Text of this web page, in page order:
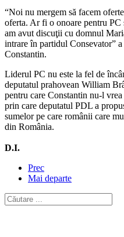
“Noi nu mergem să facem
oferta. Ar fi o onoare pentru
am avut discuţii cu domnul
intrare în partidul Consevator”
Constantin.
Liderul PC nu este la fel de
deputatul prahovean William
pentru care Constantin nu-l
prin care deputatul PDL a
sumelor pe care românii care
din România.
D.I.
Prec
Mai departe